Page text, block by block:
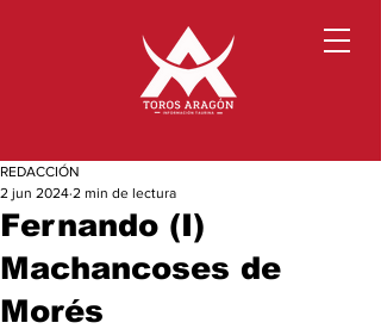
Fernando (I)
Machancoses de
Morés
REDACCIÓN
2 jun 2024 2 min de lectura